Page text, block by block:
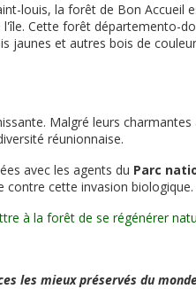
louis, la forêt de Bon Accueil
Cette forêt départemento-
jaunes et autres bois de
Malgré leurs charmantes
réunionnaise.
avec les agents du Parc
cette invasion biologique.
à la forêt de se régénérer
les mieux préservés du